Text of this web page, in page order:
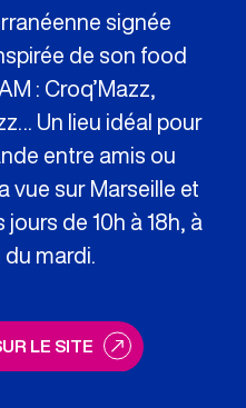
signée
de son food
: Croq’Mazz,
Un lieu idéal pour
entre amis ou
vue sur Marseille et
jours de 10h à 18h, à
du mardi.
LE SITE